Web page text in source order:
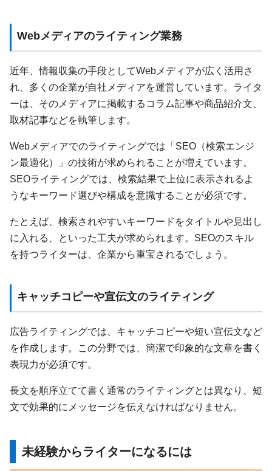
Webメディアのライティング業務
近年、情報収集の手段としてWebメディアが広く活用さ
れ、多くの企業が自社メディアを運営しています。ライタ
ーは、そのメディアに掲載するコラム記事や商品紹介文、
取材記事などを執筆します。
Webメディアでのライティングでは「SEO（検索エンジ
ン最適化）」の技術が求められることが増えています。
SEOライティングでは、検索結果で上位に表示されるよ
うなキーワード選びや構成を意識することが必須です。
たとえば、検索されやすいキーワードをタイトルや見出し
に入れる、といった工夫が求められます。SEOのスキル
を持つライターは、企業から重宝されるでしょう。
キャッチコピーや宣伝文のライティング
広告ライティングでは、キャッチコピーや短い宣伝文など
を作成します。この分野では、簡潔で印象的な文章を書く
表現力が必須です。
長文を順序立てて書く通常のライティングとは異なり、短
文で効果的にメッセージを伝えなければなりません。
未経験からライターになるには